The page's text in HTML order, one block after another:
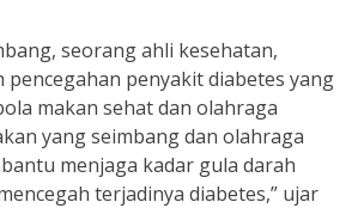
seorang ahli kesehatan,
penyakit diabetes yang
makan sehat dan olahraga
yang seimbang dan olahraga
menjaga kadar gula darah
terjadinya diabetes,” ujar